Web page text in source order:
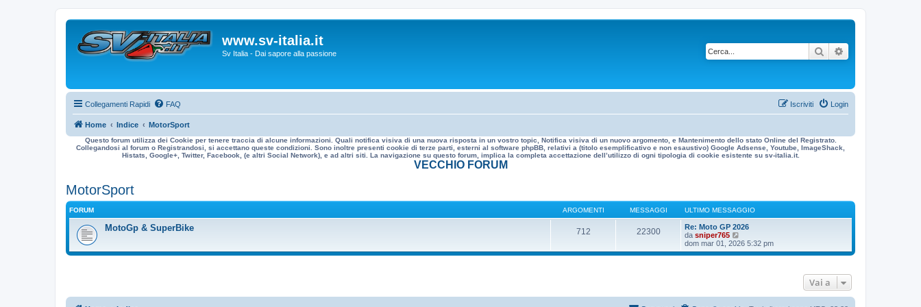
www.sv-italia.it
Sv Italia - Dai sapore alla passione Cerca
Collegamenti Rapidi FAQ Login
Iscriviti
Home Indice MotorSport
Questo forum utilizza dei Cookie per tenere traccia di alcune informazioni. Quali notifica visiva di una nuova risposta in un vostro topic, Notifica visiva di un nuovo argomento, e Mantenimento dello stato Online del Registrato.
Collegandosi al forum o Registrandosi, si accettano queste condizioni. Sono inoltre presenti cookie di terze parti, esterni al software phpBB, relativi a (titolo esemplificativo e non esaustivo) Google Adsense, Youtube, ImageShack,
Histats, Google+, Twitter, Facebook, (e altri Social Network), e ad altri siti. La navigazione su questo forum, implica la completa accettazione dell’utilizzo di ogni tipologia di cookie esistente su sv-italia.it.
VECCHIO FORUM
MotorSport
FORUM ARGOMENTI MESSAGGI ULTIMO MESSAGGIO
MotoGp & SuperBike 712 22300
Re: Moto GP 2026
da sniper765
e
d
dom mar 01, 2026 5:32 pm
Vai a